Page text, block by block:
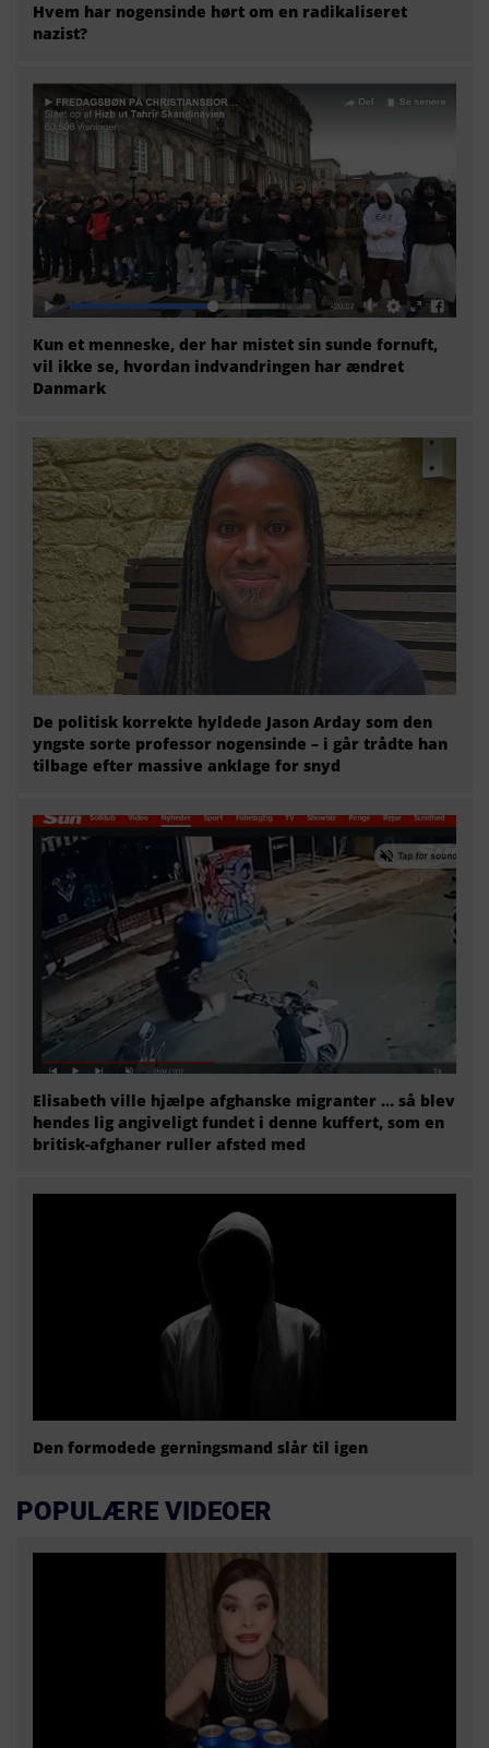
Hvem har nogensinde hørt om en radikaliseret
nazist?
Kun et menneske, der har mistet sin sunde fornuft,
vil ikke se, hvordan indvandringen har ændret
Danmark
De politisk korrekte hyldede Jason Arday som den
yngste sorte professor nogensinde – i går trådte han
tilbage efter massive anklage for snyd
Elisabeth ville hjælpe afghanske migranter … så blev
hendes lig angiveligt fundet i denne kuffert, som en
britisk-afghaner ruller afsted med
Den formodede gerningsmand slår til igen
POPULÆRE VIDEOER